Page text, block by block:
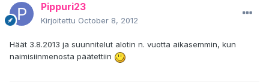
Pippuri23
Kirjoitettu October 8, 2012
Häät 3.8.2013 ja suunnitelut alotin n. vuotta aikasemmin, kun
naimisiinmenosta päätettiin